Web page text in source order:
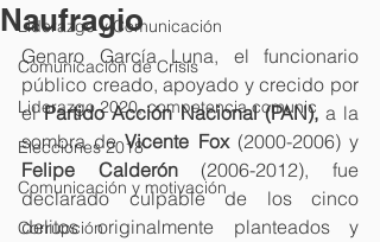
Liderazgo y Comunicación
Comunicación de Crisis
Liderazgo 2020, competencia comunic
Elecciones 2018
Comunicación y motivación
Corrupción
Naufragio
Genaro García Luna, el funcionario
público creado, apoyado y crecido por
el Partido Acción Nacional (PAN), a la
sombra de Vicente Fox
Felipe Calderón (2006-2012), fue
declarado culpable de los cinco
delitos originalmente planteados y